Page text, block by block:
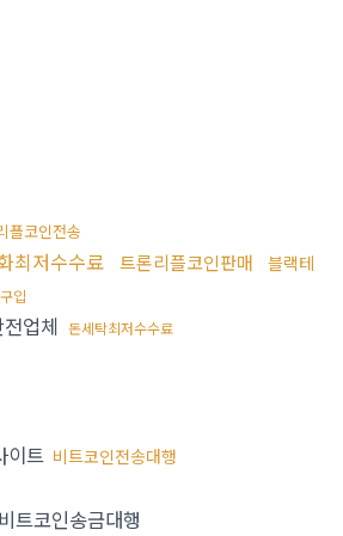
플코인전송
최저수수료 트론리플코인판매
블랙테
입
업체 돈세탁최저수수료
이트 비트코인전송대행
비트코인송금대행